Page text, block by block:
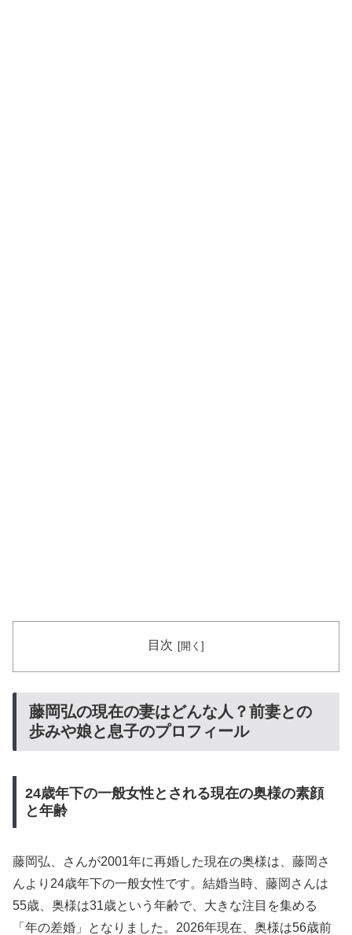
目次
藤岡弘の現在の妻はどんな人？前妻との
歩みや娘と息子のプロフィール
24歳年下の一般女性とされる現在の奥様の素顔
と年齢
藤岡弘、さんが2001年に再婚した現在の奥様は、藤岡さ
んより24歳年下の一般女性です。結婚当時、藤岡さんは
55歳、奥様は31歳という年齢で、大きな注目を集める
「年の差婚」となりました。2026年現在、奥様は56歳前